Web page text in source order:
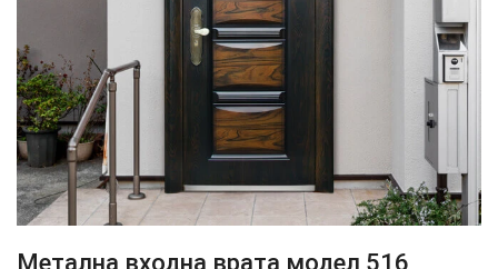
Метална входна врата модел 516